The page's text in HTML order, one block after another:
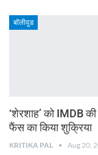
बॉलीवुड
‘शेरशाह’ को IMDB
फैंस का किया शुक्रिया
KRITIKA PAL Aug 20,